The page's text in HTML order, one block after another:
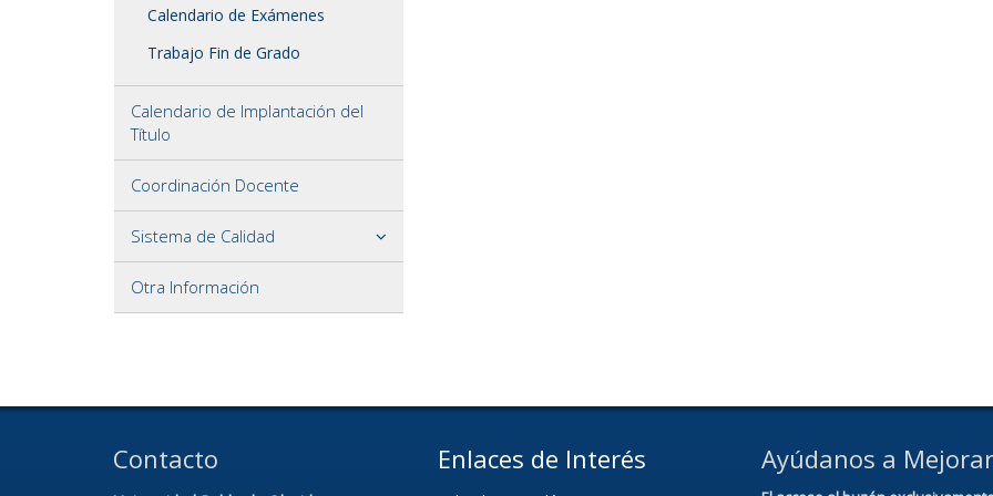
Calendario de Exámenes
Trabajo Fin de Grado
Calendario de Implantación del
Título
Coordinación Docente
Sistema de Calidad
Otra Información
Contacto Enlaces de Interés Ayúdanos a Mejorar